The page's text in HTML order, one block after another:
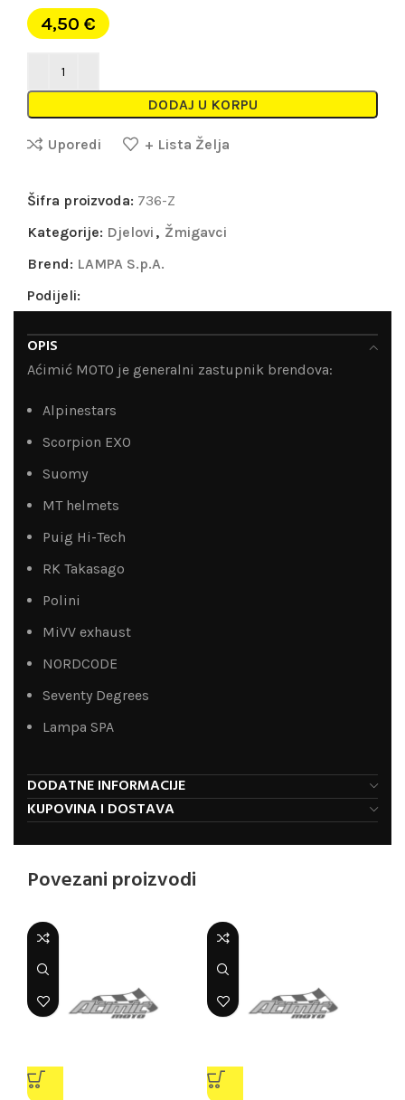
4,50 €
DODAJ U KORPU
Uporedi + Lista Želja
Šifra proizvoda: 736-Z
Kategorije: Djelovi , Žmigavci
Brend: LAMPA S.p.A.
Podijeli:
OPIS
Aćimić MOTO je generalni zastupnik brendova:
Alpinestars
Scorpion EXO
Suomy
MT helmets
Puig Hi-Tech
RK Takasago
Polini
MiVV exhaust
NORDCODE
Seventy Degrees
Lampa SPA
DODATNE INFORMACIJE
KUPOVINA I DOSTAVA
Povezani proizvodi